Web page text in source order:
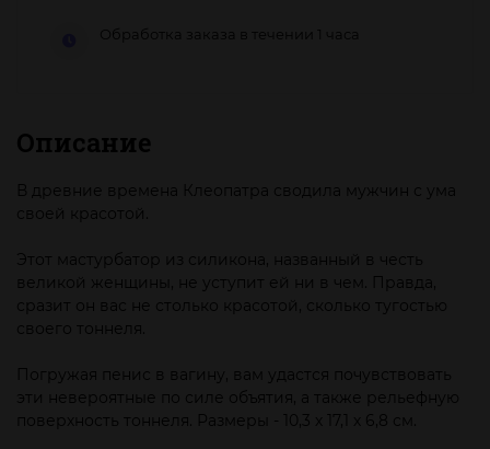
Обработка заказа в течении 1 часа
Описание
В древние времена Клеопатра сводила мужчин с ума
своей красотой.
Этот мастурбатор из силикона, названный в честь
великой женщины, не уступит ей ни в чем. Правда,
сразит он вас не столько красотой, сколько тугостью
своего тоннеля.
Погружая пенис в вагину, вам удастся почувствовать
эти невероятные по силе объятия, а также рельефную
поверхность тоннеля. Размеры - 10,3 х 17,1 х 6,8 см.